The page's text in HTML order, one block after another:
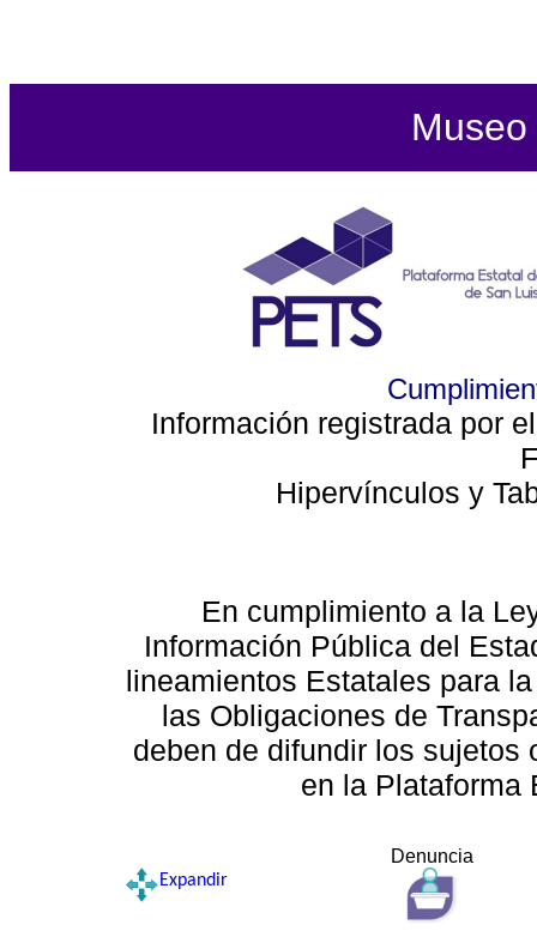
Información registrada por
Hipervínculos y
En cumplimiento a la
Información Pública del
lineamientos Estatales para
las Obligaciones de
deben de difundir los sujetos
en la Plataforma
Denuncia
Expandir